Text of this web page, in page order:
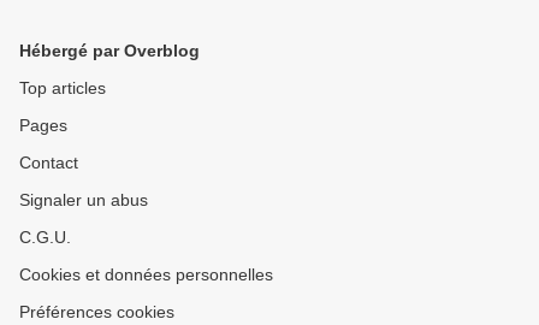
Hébergé par Overblog
Top articles
Pages
Contact
Signaler un abus
C.G.U.
Cookies et données personnelles
Préférences cookies